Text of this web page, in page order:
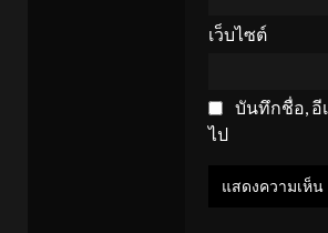
เว็บไซต์
บันทึกชื่อ, อี
ไป